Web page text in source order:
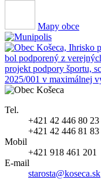
Mapy obce
Tel.
+421 42 446 80 23
+421 42 446 81 83
Mobil
+421 918 461 201
E-mail
starosta@koseca.sk